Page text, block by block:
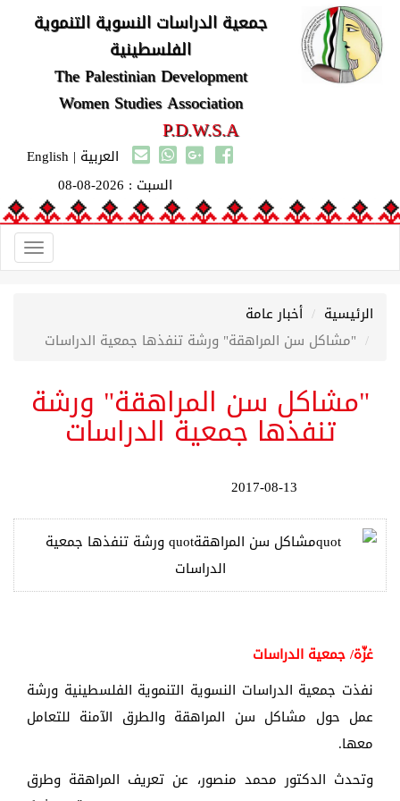
جمعية الدراسات النسوية التنموية
الفلسطينية
The Palestinian Development
Women Studies Association
P.D.W.S.A
العربية |
English
السبت : 2026-08-08
الرئيسية
أخبار عامة
"مشاكل سن المراهقة" ورشة تنفذها جمعية الدراسات
"مشاكل سن المراهقة" ورشة
تنفذها جمعية الدراسات
2017-08-13
غزّة/ جمعية الدراسات
نفذت جمعية الدراسات النسوية التنموية الفلسطينية ورشة
عمل حول مشاكل سن المراهقة والطرق الآمنة للتعامل
معها.
وتحدث الدكتور محمد منصور، عن تعريف المراهقة وطرق